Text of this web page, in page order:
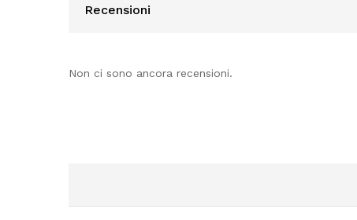
Recensioni
Non ci sono ancora recensioni.